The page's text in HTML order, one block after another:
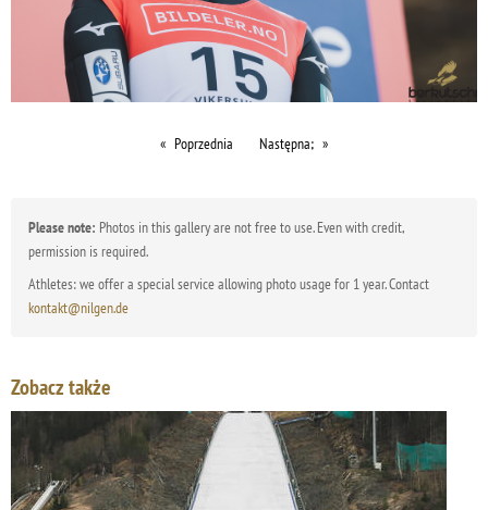
Poprzednia Następna;
Please note: Photos in this gallery are not free to use. Even with credit,
permission is required.
Athletes: we offer a special service allowing photo usage for 1 year. Contact
kontakt@nilgen.de
Zobacz także